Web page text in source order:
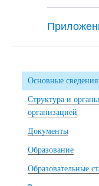
Основные сведения
Структура и
организацией
Документы
Образование
Образовательные